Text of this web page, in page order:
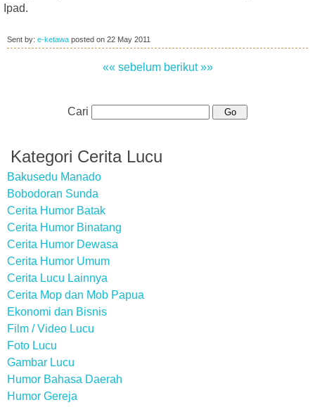
Ipad.
Sent by: e-ketawa posted on 22 May 2011
«« sebelum berikut »»
Cari
Kategori Cerita Lucu
Bakusedu Manado
Bobodoran Sunda
Cerita Humor Batak
Cerita Humor Binatang
Cerita Humor Dewasa
Cerita Humor Umum
Cerita Lucu Lainnya
Cerita Mop dan Mob Papua
Ekonomi dan Bisnis
Film / Video Lucu
Foto Lucu
Gambar Lucu
Humor Bahasa Daerah
Humor Gereja